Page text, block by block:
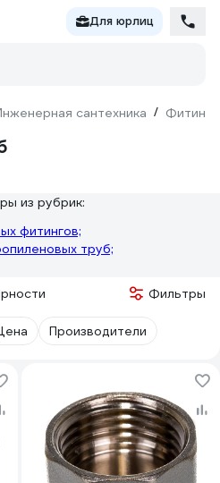
Для юрлиц
сантехника / Фитинги
из рубрик:
фитингов;
труб;
Фильтры
Производители